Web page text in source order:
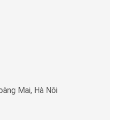
Mai, Hà Nôi